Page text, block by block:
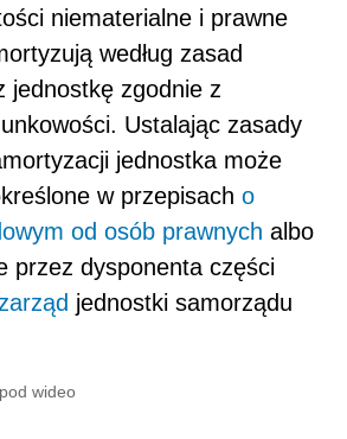
niematerialne i prawne
według zasad
jednostkę zgodnie z
Ustalając zasady
jednostka może
w przepisach o
od osób prawnych albo
przez dysponenta części
zarząd jednostki samorządu
wideo